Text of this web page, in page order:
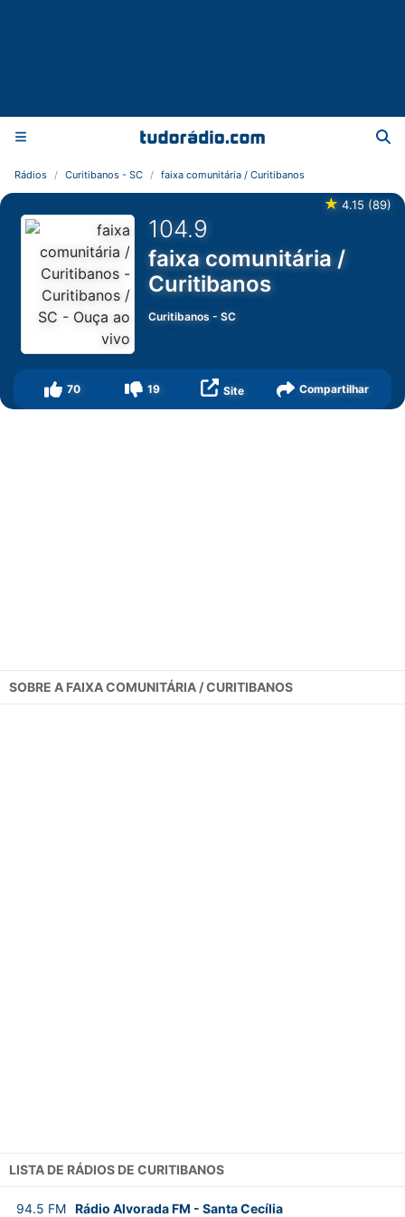
Rádios Curitibanos - SC faixa comunitária / Curitibanos
★ 4.15 (89)
104.9
faixa comunitária /
Curitibanos
Curitibanos -SC
70 19 Site Compartilhar
SOBRE A FAIXA COMUNITÁRIA / CURITIBANOS
LISTA DE RÁDIOS DE CURITIBANOS
94.5 FM Rádio Alvorada FM - Santa Cecília